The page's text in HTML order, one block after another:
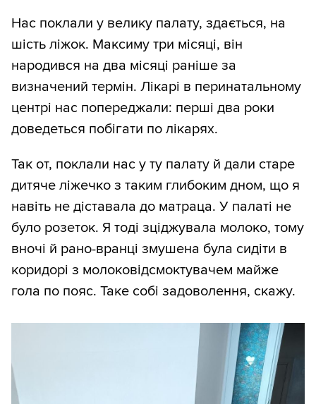
Нас поклали у велику палату, здається, на
шість ліжок. Максиму три місяці, він
народився на два місяці раніше за
визначений термін. Лікарі в перинатальному
центрі нас попереджали: перші два роки
доведеться побігати по лікарях.
Так от, поклали нас у ту палату й дали старе
дитяче ліжечко з таким глибоким дном, що я
навіть не діставала до матраца. У палаті не
було розеток. Я тоді зціджувала молоко, тому
вночі й рано-вранці змушена була сидіти в
коридорі з молоковідсмоктувачем майже
гола по пояс. Таке собі задоволення, скажу.